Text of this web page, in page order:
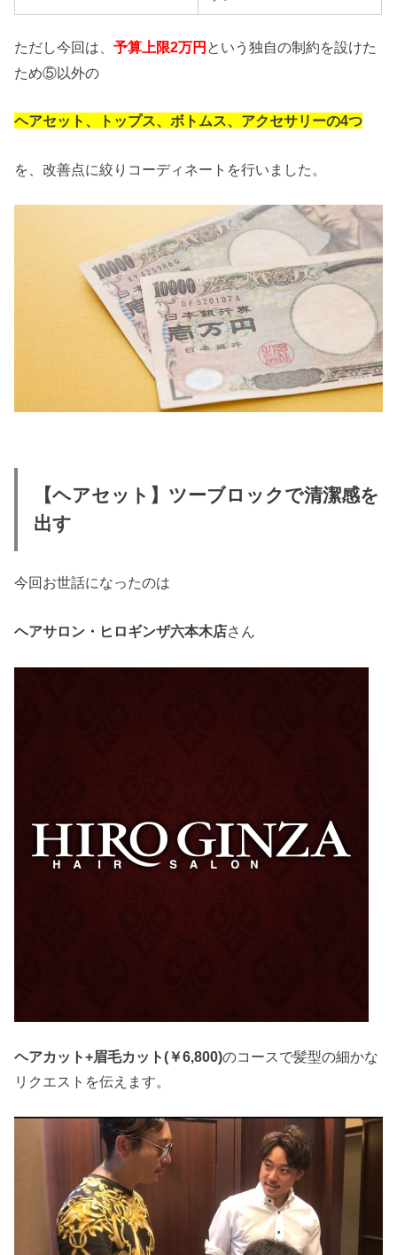
ただし今回は、予算上限2万円 という独自の制約を設けた
ため⑤以外の
ヘアセット、トップス、ボトムス、アクセサリーの4つ
を、改善点に絞りコーディネートを行いました。
【ヘアセット】ツーブロックで清潔感を
出す
今回お世話になったのは
ヘアサロン・ヒロギンザ六本木店さん
ヘアカット+眉毛カット(￥6,800)のコースで髪型の細かな
リクエストを伝えます。